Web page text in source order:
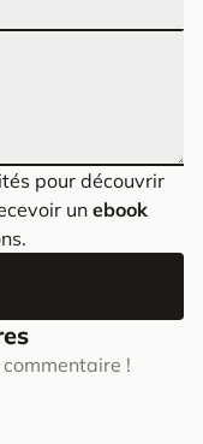
pour découvrir
un ebook
!